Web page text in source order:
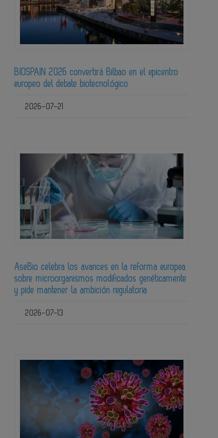
BIOSPAIN 2026 convertirá Bilbao en el epicentro
europeo del debate biotecnológico
2026-07-21
AseBio celebra los avances en la reforma europea
sobre microorganismos modificados genéticamente
y pide mantener la ambición regulatoria
2026-07-13